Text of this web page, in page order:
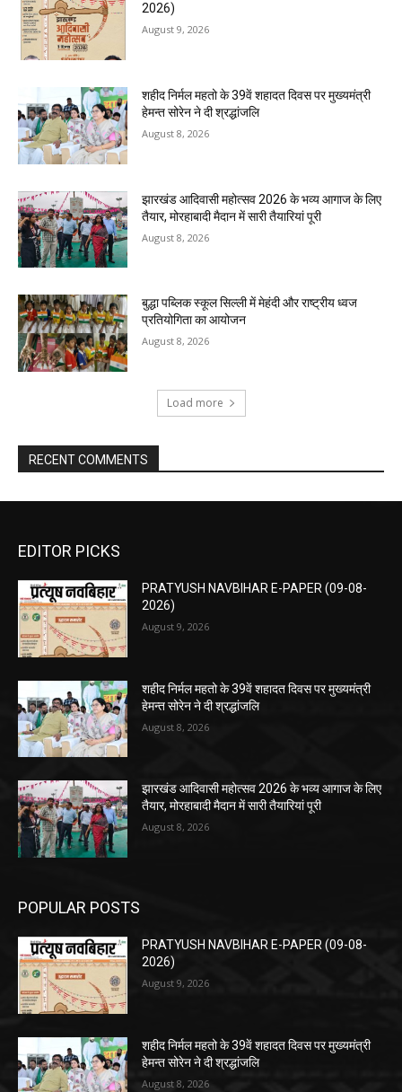
2026)
August 9, 2026
शहीद निर्मल महतो के 39वें शहादत दिवस पर मुख्यमंत्री
हेमन्त सोरेन ने दी श्रद्धांजलि
August 8, 2026
झारखंड आदिवासी महोत्सव 2026 के भव्य आगाज के लिए
तैयार, मोरहाबादी मैदान में सारी तैयारियां पूरी
August 8, 2026
बुद्धा पब्लिक स्कूल सिल्ली में मेहंदी और राष्ट्रीय ध्वज
प्रतियोगिता का आयोजन
August 8, 2026
Load more
RECENT COMMENTS
EDITOR PICKS
PRATYUSH NAVBIHAR E-PAPER (09-08-
2026)
August 9, 2026
शहीद निर्मल महतो के 39वें शहादत दिवस पर मुख्यमंत्री
हेमन्त सोरेन ने दी श्रद्धांजलि
August 8, 2026
झारखंड आदिवासी महोत्सव 2026 के भव्य आगाज के लिए
तैयार, मोरहाबादी मैदान में सारी तैयारियां पूरी
August 8, 2026
POPULAR POSTS
PRATYUSH NAVBIHAR E-PAPER (09-08-
2026)
August 9, 2026
शहीद निर्मल महतो के 39वें शहादत दिवस पर मुख्यमंत्री
हेमन्त सोरेन ने दी श्रद्धांजलि
August 8, 2026